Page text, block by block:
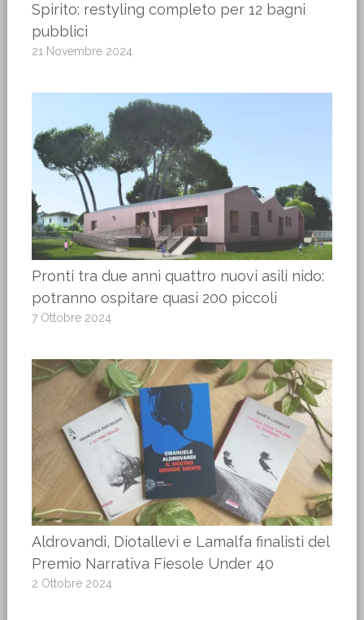
Spirito: restyling completo per 12 bagni
pubblici
21 Novembre 2024
Pronti tra due anni quattro nuovi asili nido:
potranno ospitare quasi 200 piccoli
7 Ottobre 2024
Aldrovandi, Diotallevi e Lamalfa finalisti del
Premio Narrativa Fiesole Under 40
2 Ottobre 2024